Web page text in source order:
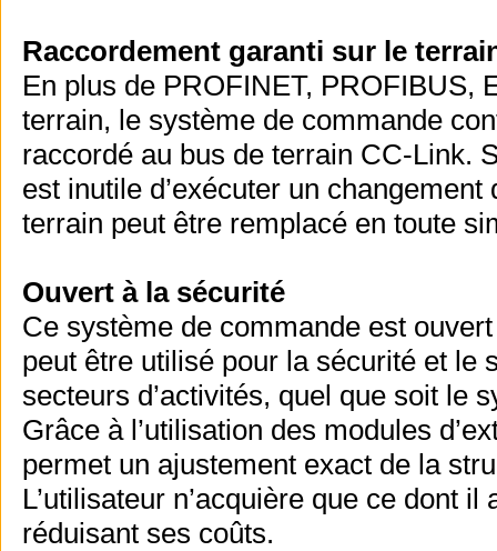
Raccordement garanti sur le
En plus de PROFINET, PROFIBUS,
terrain, le système de commande
raccordé au bus de terrain CC-Link.
est inutile d’exécuter un
terrain peut être remplacé en toute
Ouvert à la sécurité
Ce système de commande est
peut être utilisé pour la sécurité et le
secteurs d’activités, quel que soit le
Grâce à l’utilisation des modules
permet un ajustement exact de la
L’utilisateur n’acquière que ce dont
réduisant ses coûts.